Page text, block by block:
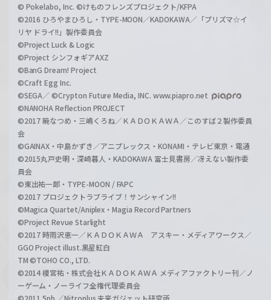
© Pokelabo, Inc. ©けものフレンズプロジェクト/KFPA
©2016 ひろやまひろし・TYPE-MOON／KADOKAWA／「プリズマ☆イ
リヤ ドライ!!」製作委員会
©Project Luck & Logic
©Project シンフォギアAXZ
©BanG Dream! Project
©Craft Egg Inc.
©SEGA／ ©Crypton Future Media, INC. www.piapro.net
©NANOHA Reflection PROJECT
©2017 暁なつめ・三嶋くろね／ＫＡＤＯＫＡＷＡ／このすば２製作委員
会
©GAINAX・中島かずき／アニプレックス・KONAMI・テレビ東京・電通
©2015丸戸史明・深崎暮人・KADOKAWA 富士見書房／冴えない製作委
員会
©東出祐一郎・TYPE-MOON / FAPC
©2017 プロジェクトラブライブ！サンシャイン!!
©Magica Quartet/Aniplex・Magia Record Partners
©Project Revue Starlight
©2017 時雨沢恵一／ＫＡＤＯＫＡＷＡ アスキー・メディアワークス／
GGO Project illust.黒星紅白
TM ©TOHO CO., LTD.
©2014 榎宮祐・株式会社ＫＡＤＯＫＡＷＡ メディアファクトリー刊／ノ
ーゲーム・ノーライフ全権代理委員会
©2011 5pb.／Nitroplus 未来ガジェット研究所